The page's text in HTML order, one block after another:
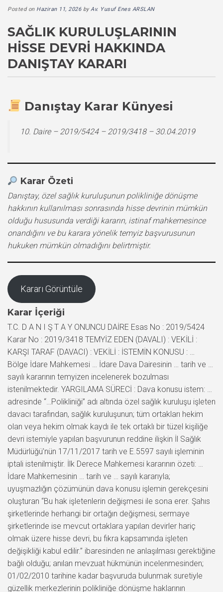
Posted on Haziran 11, 2026byAv. Yusuf Enes ARSLAN
SAĞLIK KURULUŞLARININ
HISSE DEVRI HAKKINDA
DANIŞTAY KARARI
Danıştay Karar Künyesi
10. Daire – 2019/5424 – 2019/3418 – 30.04.2019
Karar Özeti
Danıştay, özel sağlık kuruluşunun polikliniğe dönüşme
hakkının kullanılması sonrasında hisse devrinin mümkün
olduğu hususunda verdiği kararın, istinaf mahkemesince
onandığını ve bu karara yönelik temyiz başvurusunun
hukuken mümkün olmadığını belirtmiştir.
Kararı Görüntüle
Karar İçeriği
T.C. D A N I Ş T A Y ONUNCU DAİRE Esas No : 2019/5424
Karar No : 2019/3418 TEMYİZ EDEN (DAVALI) : VEKİLİ :
KARŞI TARAF (DAVACI) : VEKİLİ : İSTEMİN KONUSU : …
Bölge İdare Mahkemesi … İdare Dava Dairesinin … tarih ve …
sayılı kararının temyizen incelenerek bozulması
istenilmektedir. YARGILAMA SÜRECİ : Dava konusu istem: …
adresinde “…Polikliniği” adı altında özel sağlık kuruluşu işleten
davacı tarafından, sağlık kuruluşunun; tüm ortakları hekim
olan veya hekim olmak kaydı ile tek ortaklı bir tüzel kişiliğe
devri istemiyle yapılan başvurunun reddine ilişkin İl Sağlık
Müdürlüğü’nün 17/11/2017 tarih ve E.5597 sayılı işleminin
iptali istenilmiştir. İlk Derece Mahkemesi kararının özeti: …
İdare Mahkemesinin … tarih ve … sayılı kararıyla;
uyuşmazlığın çözümünün dava konusu işlemin gerekçesini
oluşturan “Bu hak işletenlerin değişmesi ile sona erer. Şahıs
şirketlerinde herhangi bir ortağın değişmesi, sermaye
şirketlerinde ise mevcut ortaklara yapılan devirler hariç
olmak üzere hisse devri, bu fıkra kapsamında işleten
değişikliği kabul edilir.” ibaresinden ne anlaşılması gerektiğine
bağlı olduğu; anılan mevzuat hükmünün incelenmesinden;
01/02/2010 tarihine kadar başvuruda bulunmak suretiyle
güzellik merkezlerinin polikliniğe dönüşme haklarının